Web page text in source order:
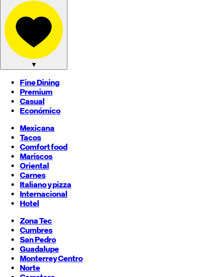
▼
Fine Dining
Premium
Casual
Económico
Mexicana
Tacos
Comfort food
Mariscos
Oriental
Carnes
Italiano y pizza
Internacional
Hotel
Zona Tec
Cumbres
San Pedro
Guadalupe
MonterreyCentro
Norte